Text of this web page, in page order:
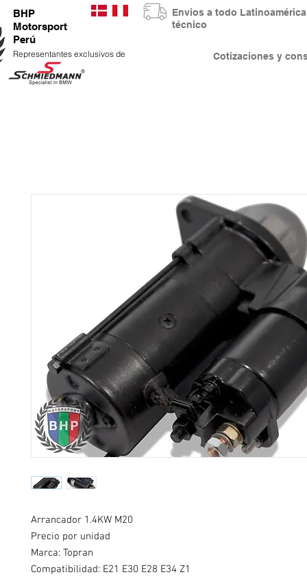
BHP
Motorsport
Perú
Representantes exclusivos de Cotizaciones y
Envios a todo
técnico
Arrancador 1.4KW M20
Precio por unidad
Marca: Topran
Compatibilidad: E21 E30 E28 E34 Z1